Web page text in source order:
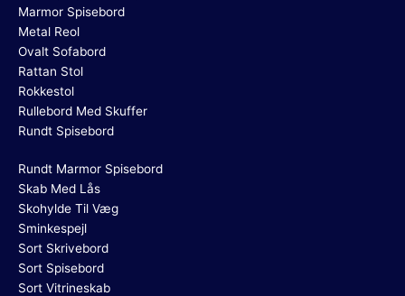
Marmor Spisebord
Metal Reol
Ovalt Sofabord
Rattan Stol
Rokkestol
Rullebord Med Skuffer
Rundt Spisebord
Rundt Marmor Spisebord
Skab Med Lås
Skohylde Til Væg
Sminkespejl
Sort Skrivebord
Sort Spisebord
Sort Vitrineskab